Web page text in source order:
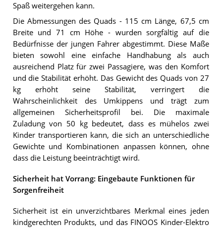
Spaß weitergehen kann.
Die Abmessungen des Quads - 115 cm Länge, 67,5 cm
Breite und 71 cm Höhe - wurden sorgfältig auf die
Bedürfnisse der jungen Fahrer abgestimmt. Diese Maße
bieten sowohl eine einfache Handhabung als auch
ausreichend Platz für zwei Passagiere, was den Komfort
und die Stabilität erhöht. Das Gewicht des Quads von 27
kg erhöht seine Stabilität, verringert die
Wahrscheinlichkeit des Umkippens und trägt zum
allgemeinen Sicherheitsprofil bei. Die maximale
Zuladung von 50 kg bedeutet, dass es mühelos zwei
Kinder transportieren kann, die sich an unterschiedliche
Gewichte und Kombinationen anpassen können, ohne
dass die Leistung beeinträchtigt wird.
Sicherheit hat Vorrang: Eingebaute Funktionen für
Sorgenfreiheit
Sicherheit ist ein unverzichtbares Merkmal eines jeden
kindgerechten Produkts, und das FINOOS Kinder-Elektro